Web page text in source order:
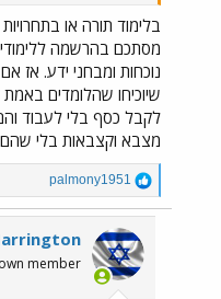
בלימוד תורה או
מסתכם בהרשמה
נוכחות ומבחני ידע. אז
שיוכיחו שהלומדים
לקבל כסף בלי לעבוד
מצבא וקצבאות בלי שהם
R
e
a
c
t
i
o
palmony1951
member